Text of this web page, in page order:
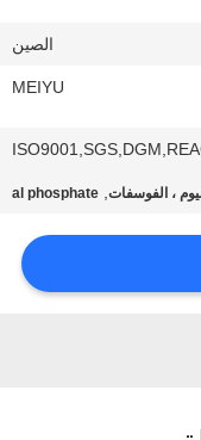
الصين
MEIYU
، الفوسفات,
al phosphate